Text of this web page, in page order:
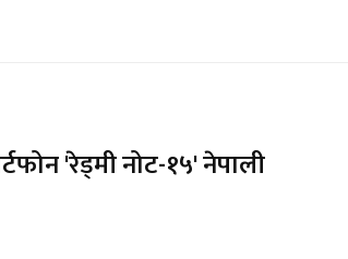
'रेड्मी नोट-१५' नेपाली